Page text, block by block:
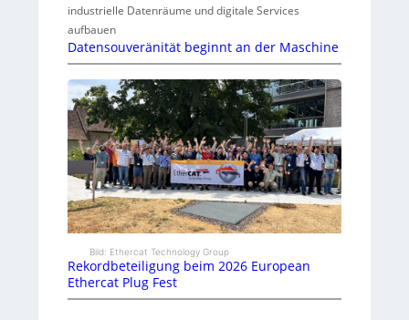
industrielle Datenräume und digitale Services
aufbauen
Datensouveränität beginnt an der Maschine
Bild: Ethercat Technology Group
Rekordbeteiligung beim 2026 European
Ethercat Plug Fest